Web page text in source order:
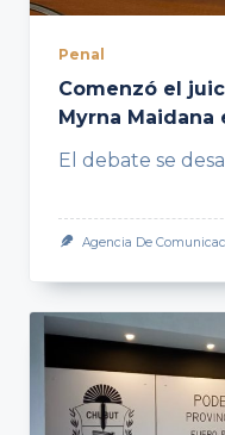
Penal
Comenzó el
Myrna Maidana
El debate se
Agencia De